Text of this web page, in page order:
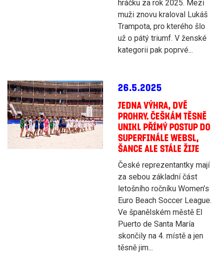
hráčku za rok 2025. Mezi
muži znovu kraloval Lukáš
Trampota, pro kterého šlo
už o pátý triumf. V ženské
kategorii pak poprvé...
26.5.2025
JEDNA VÝHRA, DVĚ
PROHRY. ČEŠKÁM TĚSNĚ
UNIKL PŘÍMÝ POSTUP DO
SUPERFINÁLE WEBSL,
ŠANCE ALE STÁLE ŽIJE
České reprezentantky mají
za sebou základní část
letošního ročníku Women’s
Euro Beach Soccer League.
Ve španělském městě El
Puerto de Santa María
skončily na 4. místě a jen
těsně jim...